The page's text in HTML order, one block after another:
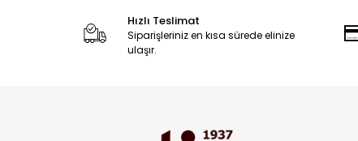
Hızlı Teslimat
Siparişleriniz en kısa sürede elinize
ulaşır.